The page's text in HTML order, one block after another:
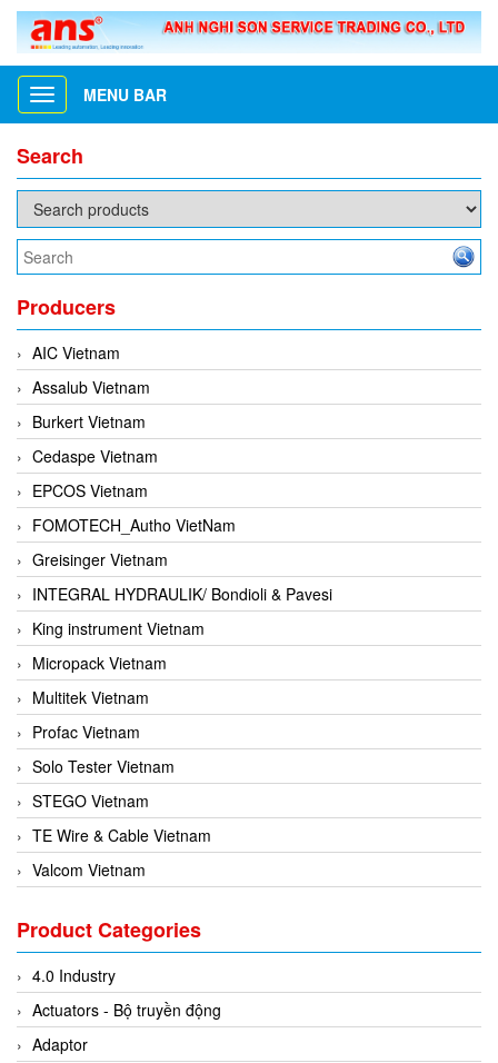
Toggle
navigation
MENU BAR
Search
Producers
AIC Vietnam
Assalub Vietnam
Burkert Vietnam
Cedaspe Vietnam
EPCOS Vietnam
FOMOTECH_Autho VietNam
Greisinger Vietnam
INTEGRAL HYDRAULIK/ Bondioli & Pavesi
King instrument Vietnam
Micropack Vietnam
Multitek Vietnam
Profac Vietnam
Solo Tester Vietnam
STEGO Vietnam
TE Wire & Cable Vietnam
Valcom Vietnam
3CTEST Vietnam
4B VietNam Vietnam
ABB Vietnam
AC Infinity Vietnam
Product Categories
4.0 Industry
Actuators - Bộ truyền động
Adaptor